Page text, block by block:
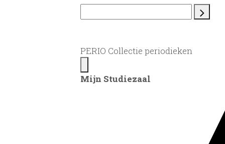
PERIO Collectie periodieken
Mijn Studiezaal